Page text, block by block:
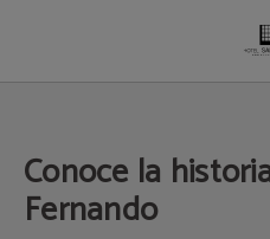
Conoce la
Fernando